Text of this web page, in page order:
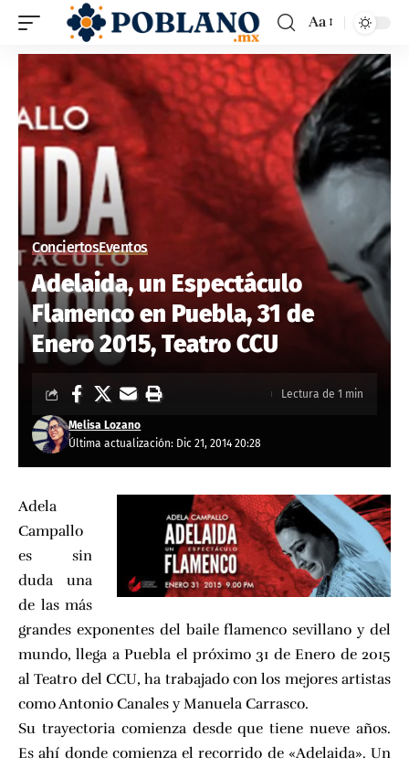
Aa
ConciertosEventos
Adelaida, un Espectáculo
Flamenco en Puebla, 31 de
Enero 2015, Teatro CCU
Última actualización: Dic 21, 2014 20:28
Melisa Lozano
Lectura de 1 min
Adela
Campallo
es sin
duda una
de las más
grandes exponentes del baile flamenco sevillano y del
mundo, llega a Puebla el próximo 31 de Enero de 2015
al Teatro del CCU, ha trabajado con los mejores artistas
como Antonio Canales y Manuela Carrasco.
Su trayectoria comienza desde que tiene nueve años.
Es ahí donde comienza el recorrido de «Adelaida». Un